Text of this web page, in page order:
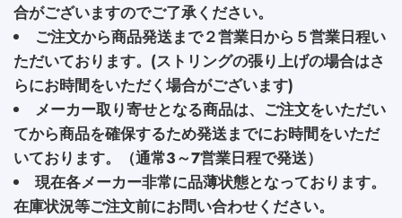
合がございますのでご了承ください。
ご注文から商品発送まで２営業日から５営業日程い
ただいております。(ストリングの張り上げの場合はさ
らにお時間をいただく場合がございます)
メーカー取り寄せとなる商品は、ご注文をいただい
てから商品を確保するため発送までにお時間をいただ
いております。（通常3～7営業日程で発送）
現在各メーカー非常に品薄状態となっております。
在庫状況等ご注文前にお問い合わせください。